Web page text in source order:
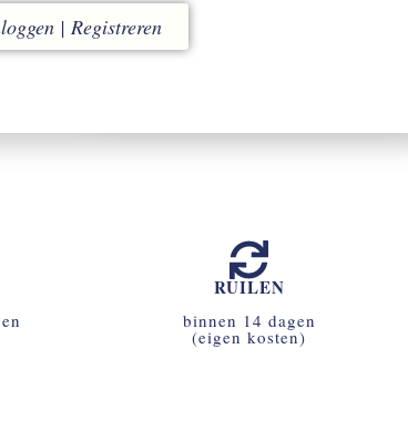
CROCKETT & JONES
BLACK
RUILEN
binnen 14 dagen
(eigen kosten)
| Registreren